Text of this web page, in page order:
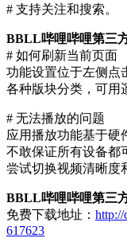
# 支持关注和搜索。
BBLL哔哩哔哩第三
# 如何刷新当前页面
功能设置位于左侧点
各种版块分类，可用
# 无法播放的问题
应用播放功能基于硬
不敢保证所有设备都
尝试切换视频清晰度
BBLL哔哩哔哩第三
免费下载地址： http://
617623